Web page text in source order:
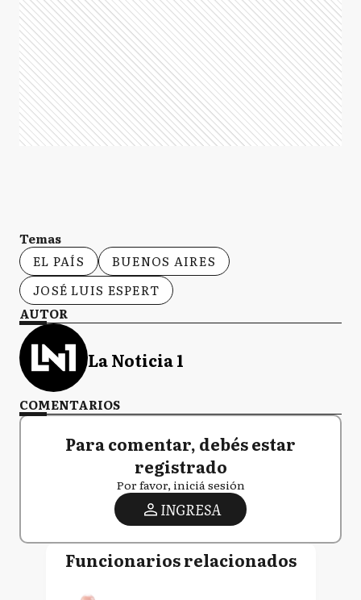
Temas
EL PAÍS
BUENOS AIRES
JOSÉ LUIS ESPERT
AUTOR
La Noticia 1
COMENTARIOS
Para comentar, debés estar
registrado
Por favor, iniciá sesión
INGRESA
Funcionarios relacionados